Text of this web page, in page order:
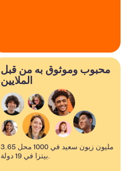
محبوب وموثوق به من قبل
الملايين
3.65 مليون زبون سعيد في 1000 محل
بيتزا في 19 دولة.